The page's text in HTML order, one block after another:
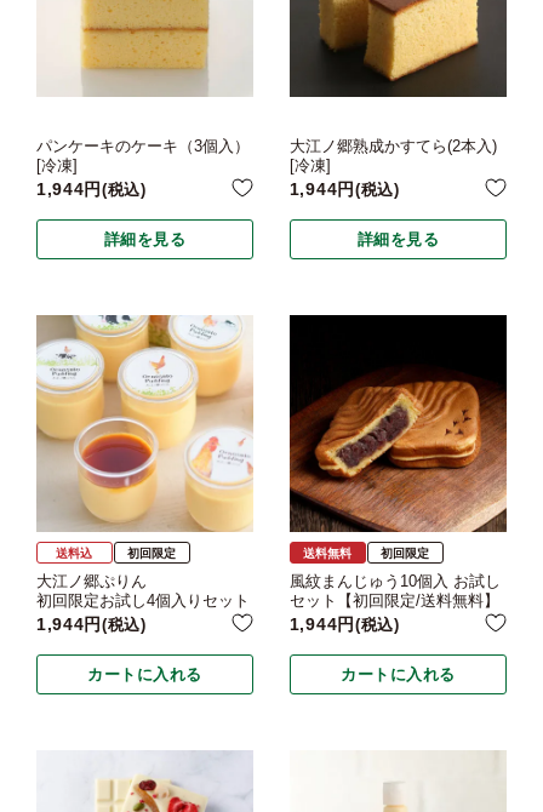
パンケーキのケーキ（3個入）
[冷凍]
1,944 税込
詳細を見る
大江ノ郷熟成かすてら(2本入)
[冷凍]
1,944 税込
詳細を見る
送料込 初回限定
大江ノ郷ぷりん
初回限定お試し4個入りセット
1,944 税込
カートに入れる
送料無料 初回限定
風紋まんじゅう10個入 お試し
セット【初回限定/送料無料】
1,944 税込
カートに入れる